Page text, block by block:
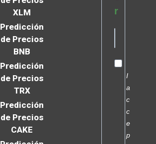
XLM
Predicción
de Precios
BNB
Predicción
de Precios
TRX
Predicción
de Precios
CAKE
r
I
a
c
c
e
p